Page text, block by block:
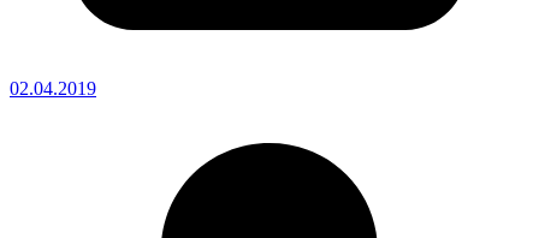
02.04.2019